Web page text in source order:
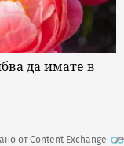
да имате в
от Content Exchange